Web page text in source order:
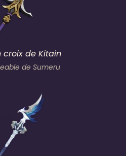
croix de Kitain
de Sumeru